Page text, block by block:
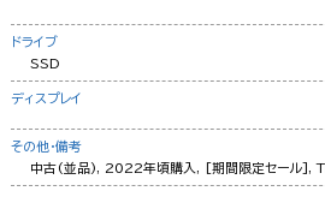
ドライブ
SSD
ディスプレイ
その他・備考
中古(並品), 2022年頃購入, [期間限定セール],